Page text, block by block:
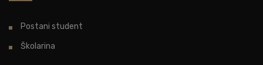
Postani student
Školarina